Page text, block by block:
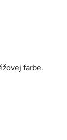
farbe.